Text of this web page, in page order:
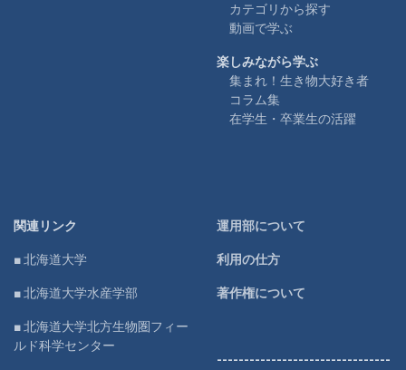
カテゴリから探す
動画で学ぶ
楽しみながら学ぶ
集まれ！生き物大好き者
コラム集
在学生・卒業生の活躍
関連リンク
■ 北海道大学
■ 北海道大学水産学部
■ 北海道大学北方生物圏フィー
ルド科学センター
運用部について
利用の仕方
著作権について
--------------------------------